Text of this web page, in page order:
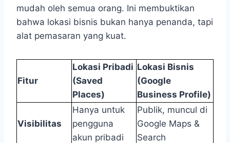
mudah oleh semua orang. Ini membuktikan
bahwa lokasi bisnis bukan hanya penanda, tapi
alat pemasaran yang kuat.
Fitur
Lokasi Pribadi
(Saved
Places)
Lokasi Bisnis
(Google
Business Profile)
Visibilitas
Hanya untuk
pengguna
akun pribadi
Publik, muncul di
Google Maps &
Search